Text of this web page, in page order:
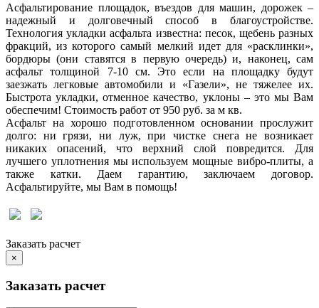
Асфальтирование площадок, въездов для машин, дорожек –
надежный и долговечный способ в благоустройстве.
Технология укладки асфальта известна: песок, щебень разных
фракций, из которого самый мелкий идет для «расклинки»,
бордюры (они ставятся в первую очередь) и, наконец, сам
асфальт толщиной 7-10 см. Это если на площадку будут
заезжать легковые автомобили и «Газели», не тяжелее их.
Быстрота укладки, отменное качество, уклоны – это мы Вам
обеспечим! Стоимость работ от 950 руб. за м кв.
Асфальт на хорошо подготовленном основании прослужит
долго: ни грязи, ни луж, при чистке снега не возникает
никаких опасений, что верхний слой повредится. Для
лучшего уплотнения мы используем мощные вибро-плиты, а
также катки. Даем гарантию, заключаем договор.
Асфальтируйте, мы Вам в помощь!
Заказать расчет
×
Заказать расчет